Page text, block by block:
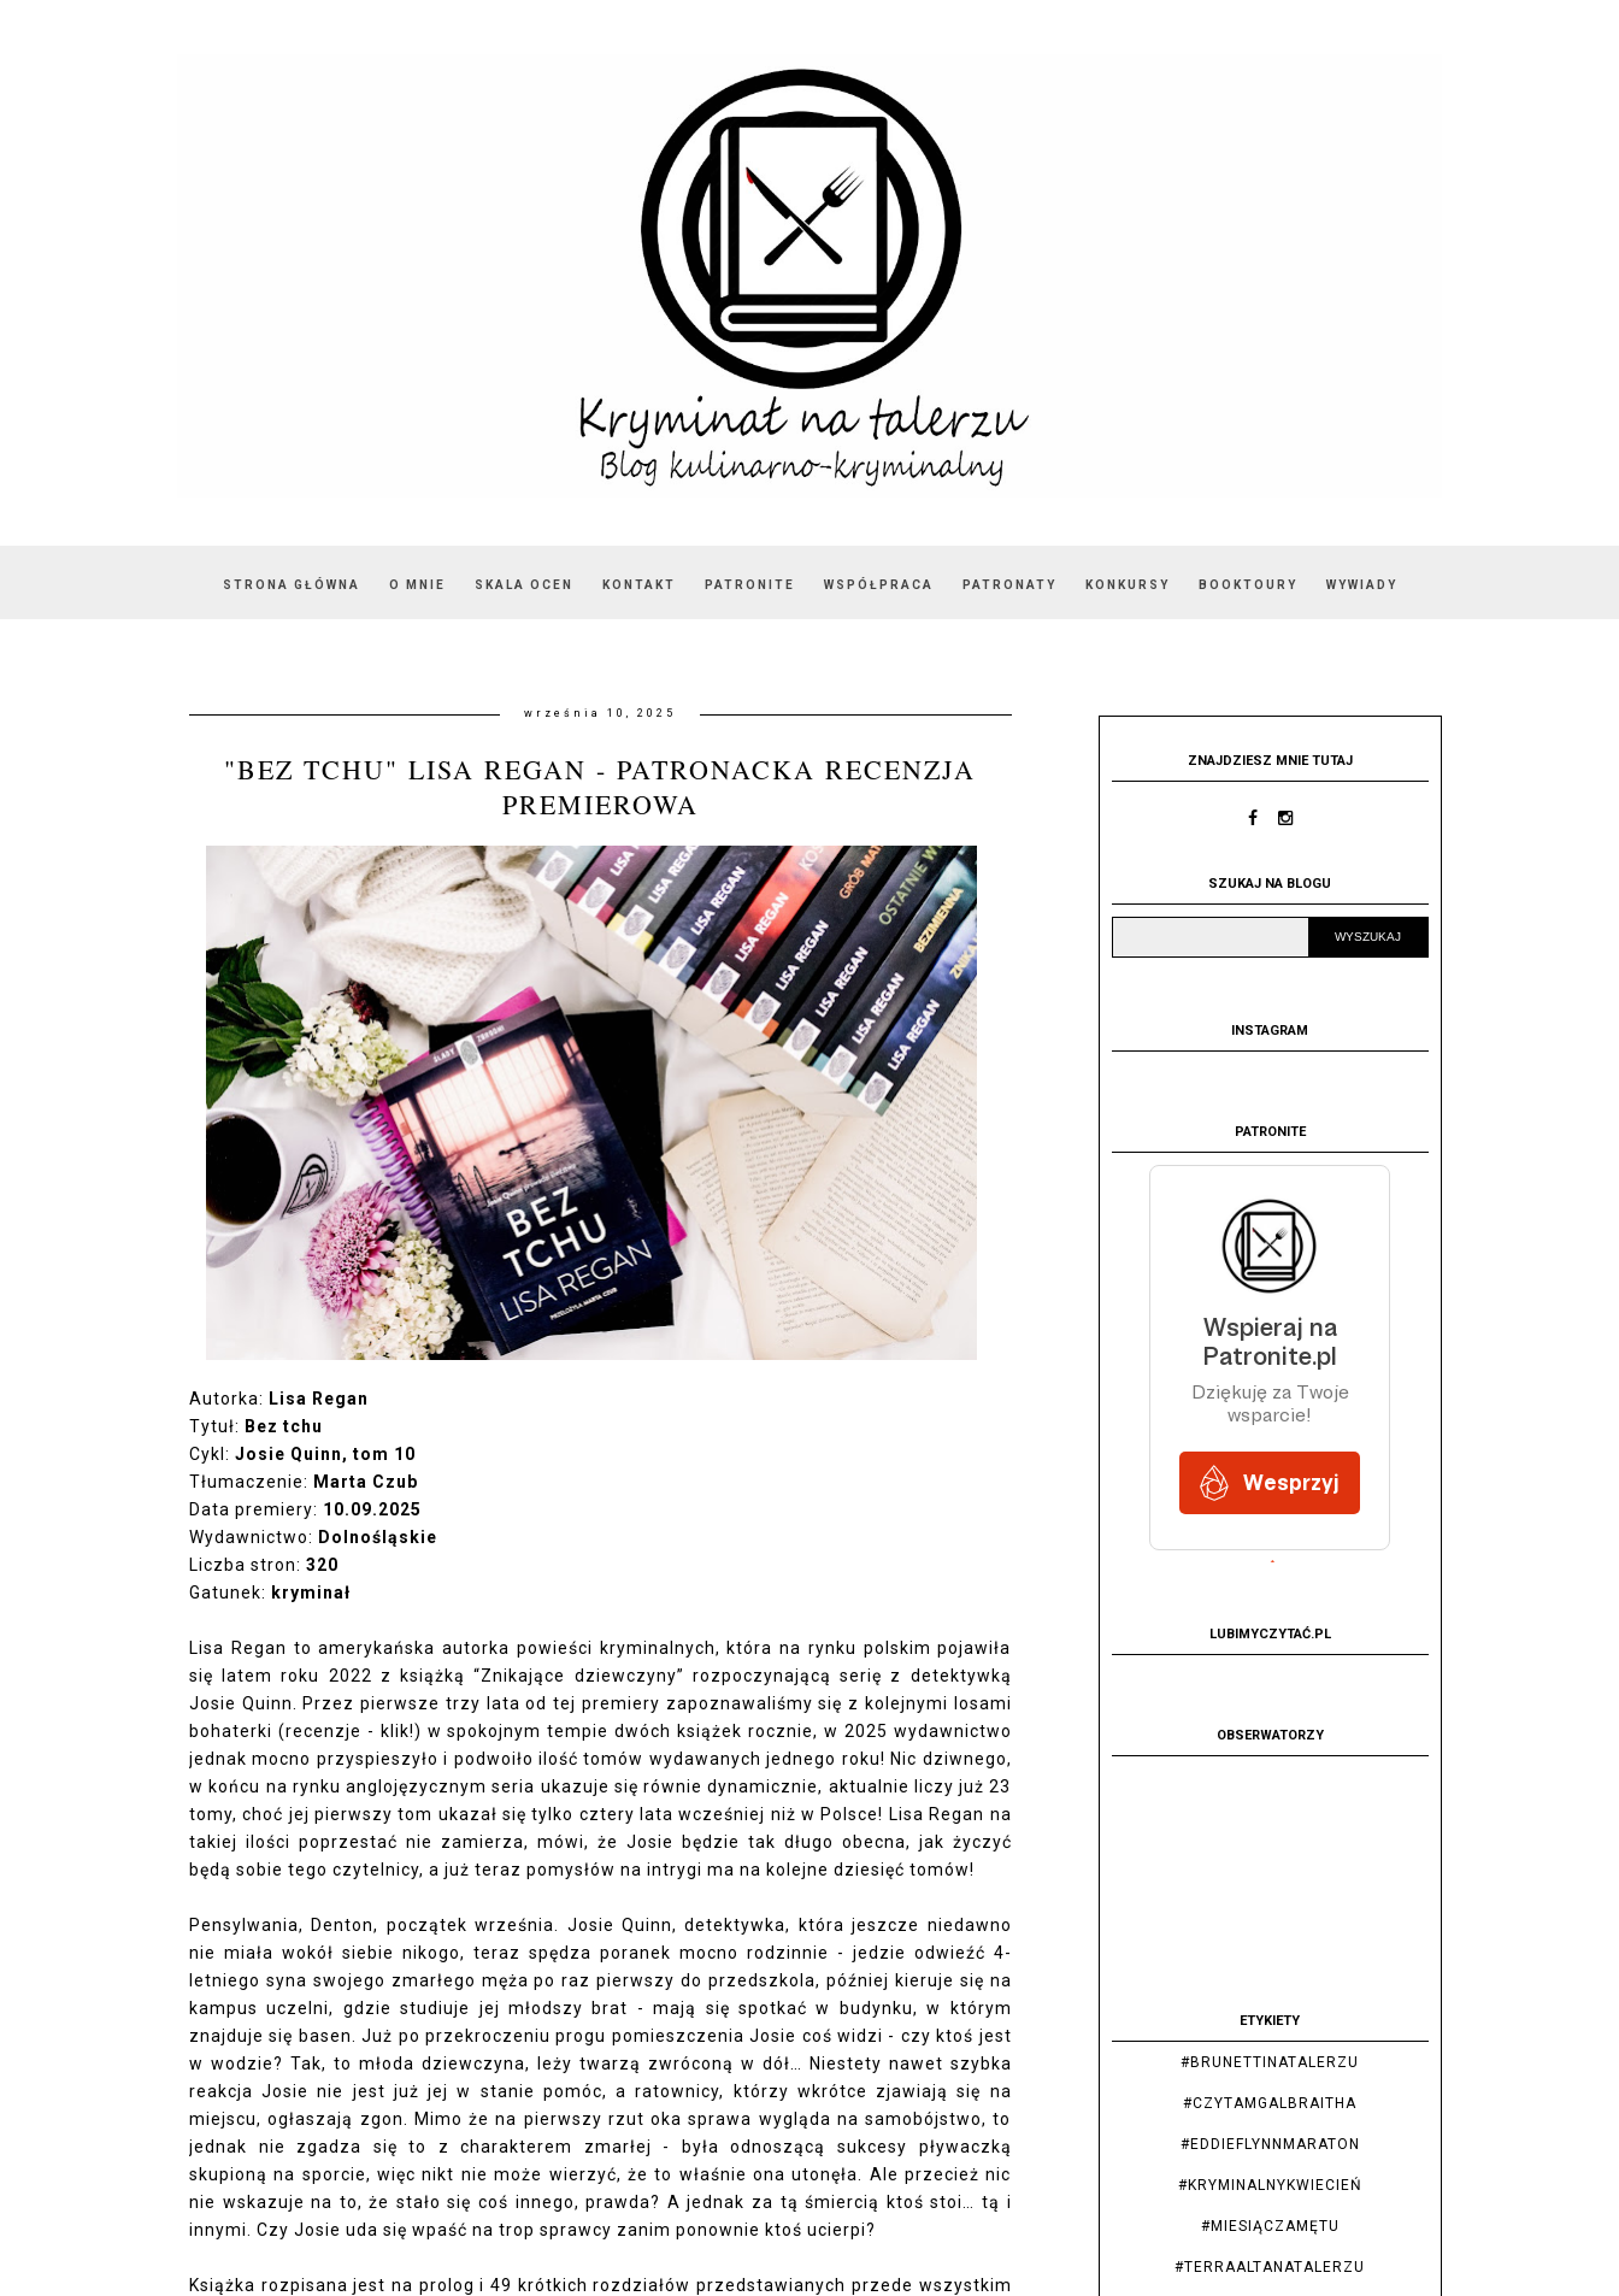
STRONA GŁÓWNA O MNIE SKALA OCEN KONTAKT PATRONITE WSPÓŁPRACA PATRONATY KONKURSY BOOKTOURY WYWIADY
września 10, 2025
"BEZ TCHU" LISA REGAN - PATRONACKA RECENZJA
PREMIEROWA
Autorka: Lisa Regan
Tytuł: Bez tchu
Cykl: Josie Quinn, tom 10
Tłumaczenie: Marta Czub
Data premiery: 10.09.2025
Wydawnictwo: Dolnośląskie
Liczba stron: 320
Gatunek: kryminał
Lisa Regan to amerykańska autorka powieści kryminalnych, która na rynku polskim pojawiła
się latem roku 2022 z książką “Znikające dziewczyny” rozpoczynającą serię z detektywką
Josie Quinn. Przez pierwsze trzy lata od tej premiery zapoznawaliśmy się z kolejnymi losami
bohaterki (recenzje - klik!) w spokojnym tempie dwóch książek rocznie, w 2025 wydawnictwo
jednak mocno przyspieszyło i podwoiło ilość tomów wydawanych jednego roku! Nic dziwnego,
w końcu na rynku anglojęzycznym seria ukazuje się równie dynamicznie, aktualnie liczy już 23
tomy, choć jej pierwszy tom ukazał się tylko cztery lata wcześniej niż w Polsce! Lisa Regan na
takiej ilości poprzestać nie zamierza, mówi, że Josie będzie tak długo obecna, jak życzyć
będą sobie tego czytelnicy, a już teraz pomysłów na intrygi ma na kolejne dziesięć tomów!
Pensylwania, Denton, początek września. Josie Quinn, detektywka, która jeszcze niedawno
nie miała wokół siebie nikogo, teraz spędza poranek mocno rodzinnie - jedzie odwieźć 4-
letniego syna swojego zmarłego męża po raz pierwszy do przedszkola, później kieruje się na
kampus uczelni, gdzie studiuje jej młodszy brat - mają się spotkać w budynku, w którym
znajduje się basen. Już po przekroczeniu progu pomieszczenia Josie coś widzi - czy ktoś jest
w wodzie? Tak, to młoda dziewczyna, leży twarzą zwróconą w dół… Niestety nawet szybka
reakcja Josie nie jest już jej w stanie pomóc, a ratownicy, którzy wkrótce zjawiają się na
miejscu, ogłaszają zgon. Mimo że na pierwszy rzut oka sprawa wygląda na samobójstwo, to
jednak nie zgadza się to z charakterem zmarłej - była odnoszącą sukcesy pływaczką
skupioną na sporcie, więc nikt nie może wierzyć, że to właśnie ona utonęła. Ale przecież nic
nie wskazuje na to, że stało się coś innego, prawda? A jednak za tą śmiercią ktoś stoi… tą i
innymi. Czy Josie uda się wpaść na trop sprawcy zanim ponownie ktoś ucierpi?
Książka rozpisana jest na prolog i 49 krótkich rozdziałów przedstawianych przede wszystkim
ZNAJDZIESZ MNIE TUTAJ
SZUKAJ NA BLOGU
INSTAGRAM
PATRONITE
LUBIMYCZYTAĆ.PL
OBSERWATORZY
ETYKIETY
#BRUNETTINATALERZU
#CZYTAMGALBRAITHA
#EDDIEFLYNNMARATON
#KRYMINALNYKWIECIEŃ
#MIESIĄCZAMĘTU
#TERRAALTANATALERZU